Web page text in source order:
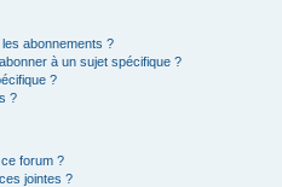
abonnements ?
à un sujet spécifique ?
?
?
forum ?
jointes ?